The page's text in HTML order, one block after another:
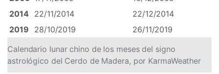
Calendario lunar chino de los meses del signo
astrológico del Cerdo de Madera, por KarmaWeather
2014
22/11/2014
22/12/2014
2019
28/10/2019 26/11/2019